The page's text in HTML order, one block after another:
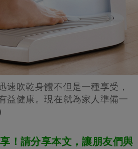
速吹乾身體不但是一種享受，
益健康。現在就為家人準備一
！請分享本文，讓朋友們與